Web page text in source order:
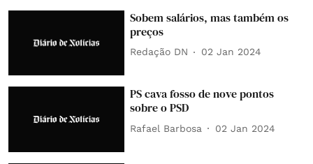
Sobem salários, mas também os
preços
Redação DN 02 Jan 2024
PS cava fosso de nove pontos
sobre o PSD
Rafael Barbosa 02 Jan 2024